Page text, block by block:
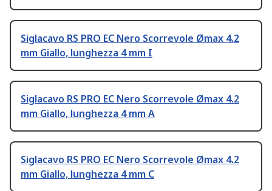
Siglacavo RS PRO EC Nero Scorrevole Ømax 4.2
mm Giallo, lunghezza 4 mm I
Siglacavo RS PRO EC Nero Scorrevole Ømax 4.2
mm Giallo, lunghezza 4 mm A
Siglacavo RS PRO EC Nero Scorrevole Ømax 4.2
mm Giallo, lunghezza 4 mm C